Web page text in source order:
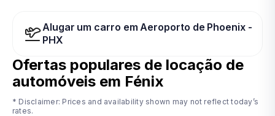
Alugar um carro em Aeroporto de Phoenix -
PHX
Ofertas populares de locação de
automóveis em Fénix
* Disclaimer: Prices and availability shown may not reflect today’s
rates.